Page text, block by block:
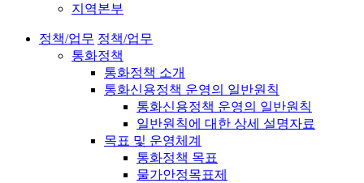
지역본부
정책/업무 정책/업무
통화정책
통화정책 소개
통화신용정책 운영의 일반원칙
통화신용정책 운영의 일반원칙
일반원칙에 대한 상세 설명자료
목표 및 운영체계
통화정책 목표
물가안정목표제